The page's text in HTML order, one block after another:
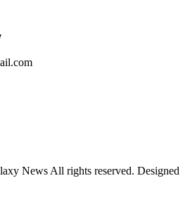
News All rights reserved. Designed